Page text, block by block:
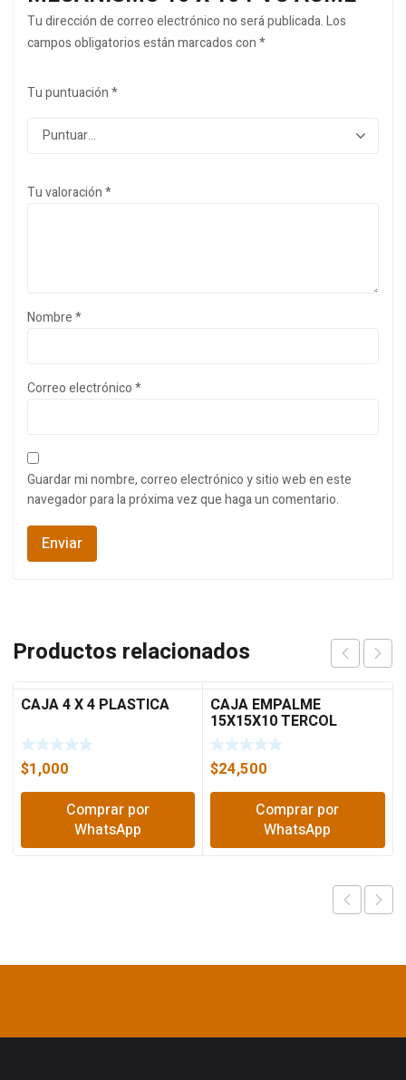
Tu dirección de correo electrónico no será publicada.Los
campos obligatorios están marcados con*
Tu puntuación*
Tu valoración*
Nombre*
Correo electrónico*
Guardar mi nombre, correo electrónico y sitio web en este
navegador para la próxima vez que haga un comentario.
Productos relacionados
CAJA 4 X 4 PLASTICA
$1,000
Comprar por
WhatsApp
CAJA EMPALME
15X15X10 TERCOL
$24,500
Comprar por
WhatsApp